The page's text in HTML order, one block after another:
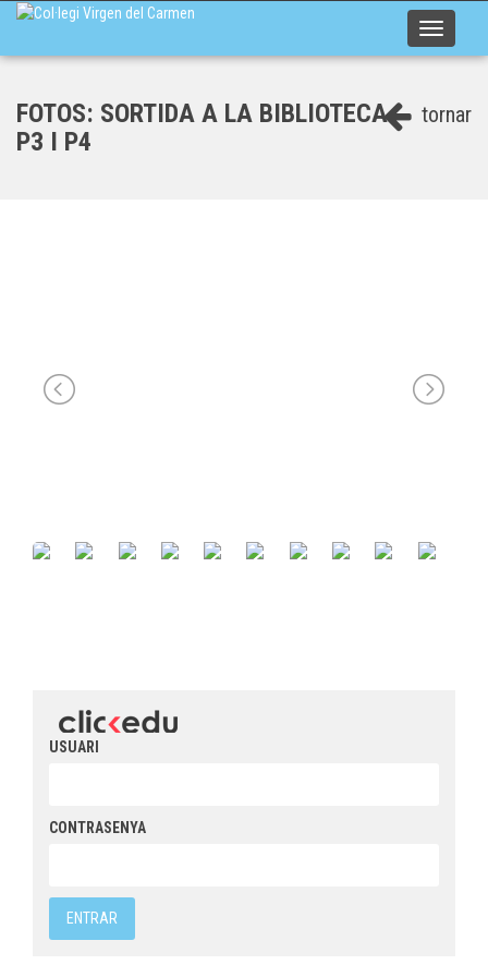
Toggle
tornar
FOTOS: SORTIDA A LA BIBLIOTECA
P3 I P4
USUARI
CONTRASENYA